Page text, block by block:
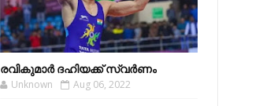
രവികുമാര്‍ ദഹിയക്ക് സ്വര്‍ണം
Unknown Aug 06, 2022